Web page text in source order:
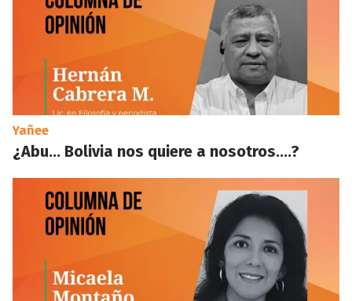
Yañee
¿Abu… Bolivia nos quiere a nosotros….?